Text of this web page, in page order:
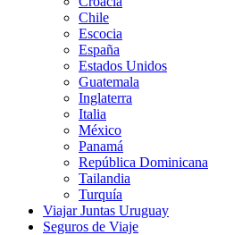
Chile
Escocia
España
Estados Unidos
Guatemala
Inglaterra
Italia
México
Panamá
República Dominicana
Tailandia
Turquía
Viajar Juntas Uruguay
Seguros de Viaje